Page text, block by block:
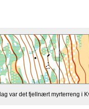
var det fjellnært myrterreng i